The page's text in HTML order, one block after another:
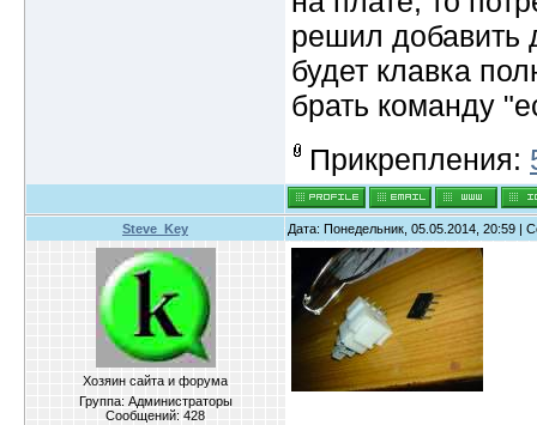
решил добавить
будет клавка
брать команду
Прикрепления:
Steve_Key Дата: Понедельник, 05.05.2014, 20:59 |
Хозяин сайта и форума
Группа: Администраторы
Сообщений: 428